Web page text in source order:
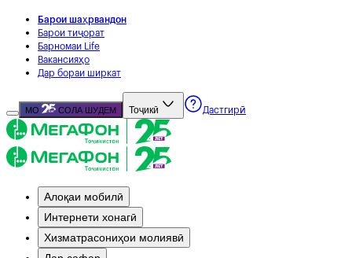
Барои шаҳрвандон
Барои тиҷорат
Барномаи Life
Вакансияҳо
Дар бораи ширкат
МО СОЛА ШУДЕМ Тоҷикӣ Дастгирӣ
Алоқаи мобилӣ
Интернети хонагӣ
Хизматрасониҳои молиявӣ